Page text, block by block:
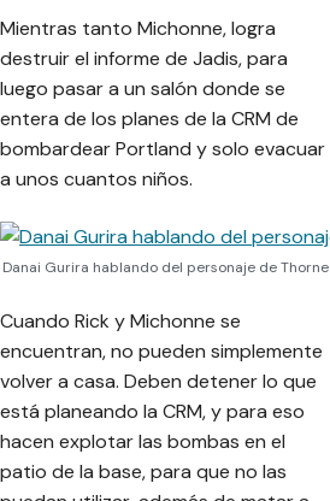
Mientras tanto Michonne, logra
destruir el informe de Jadis, para
luego pasar a un salón donde se
entera de los planes de la CRM de
bombardear Portland y solo evacuar
a unos cuantos niños.
Danai Gurira hablando del personaje de Thorne
Cuando Rick y Michonne se
encuentran, no pueden simplemente
volver a casa. Deben detener lo que
está planeando la CRM, y para eso
hacen explotar las bombas en el
patio de la base, para que no las